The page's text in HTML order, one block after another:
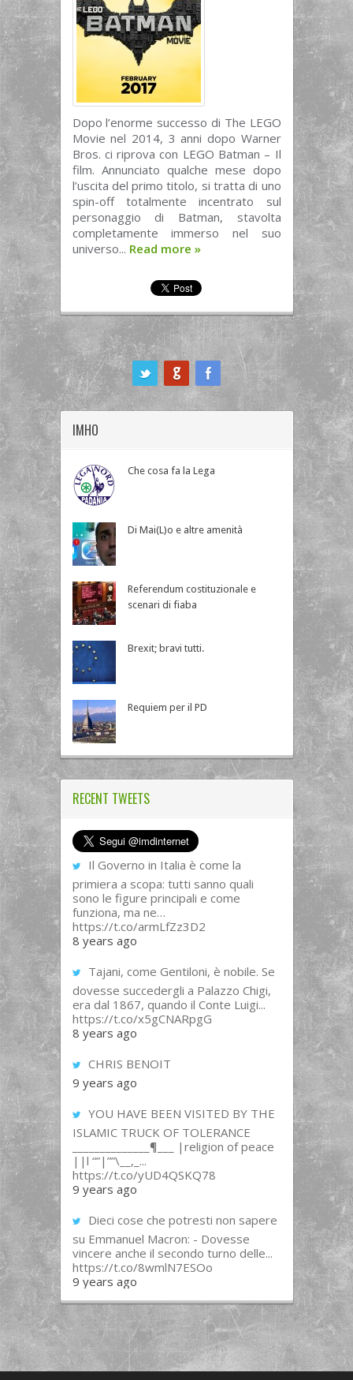
Dopo l’enorme successo di The LEGO
Movie nel 2014, 3 anni dopo Warner
Bros. ci riprova con LEGO Batman – Il
film. Annunciato qualche mese dopo
l’uscita del primo titolo, si tratta di uno
spin-off totalmente incentrato sul
personaggio di Batman, stavolta
completamente immerso nel suo
universo... Read more »
IMHO
Che cosa fa la Lega
Di Mai(L)o e altre amenità
Referendum costituzionale e
scenari di fiaba
Brexit; bravi tutti.
Requiem per il PD
RECENT TWEETS
Il Governo in Italia è come la
primiera a scopa: tutti sanno quali
sono le figure principali e come
funziona, ma ne…
https://t.co/armLfZz3D2
8 years ago
Tajani, come Gentiloni, è nobile. Se
dovesse succedergli a Palazzo Chigi,
era dal 1867, quando il Conte Luigi...
https://t.co/x5gCNARpgG
8 years ago
CHRIS BENOIT
9 years ago
YOU HAVE BEEN VISITED BY THE
ISLAMIC TRUCK OF TOLERANCE
______________¶___ |religion of peace
||l “”|””\__,_...
https://t.co/yUD4QSKQ78
9 years ago
Dieci cose che potresti non sapere
su Emmanuel Macron: - Dovesse
vincere anche il secondo turno delle...
https://t.co/8wmlN7ESOo
9 years ago